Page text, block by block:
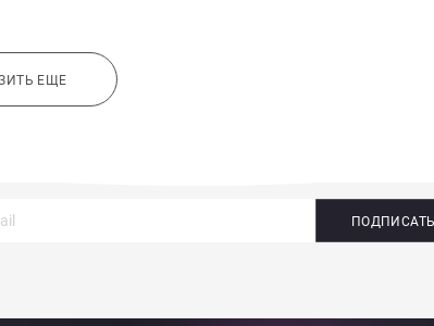
ЕЩЕ